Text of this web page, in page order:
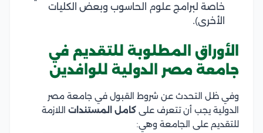
خاصة لبرامج علوم الحاسوب وبعض الكليات
الأخرى).
الأوراق المطلوبة للتقديم في
جامعة مصر الدولية للوافدين
وفي ظل التحدث عن شروط القبول في جامعة مصر
الدولية يجب أن تتعرف على كامل المستندات اللازمة
للتقديم على الجامعة وهي: